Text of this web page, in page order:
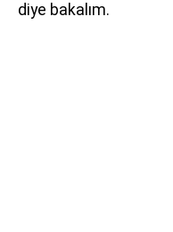
diye bakalım.